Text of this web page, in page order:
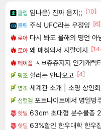
클립 임나은) 진짜 음지;; [10]
클립 주식 UFC라는 우정잉 [6]
로아 다시 봐도 올해의 명언 아
로아 왜 매칭와서 지랄이지
메이플 ㅅㅂ츄츄지지 인기캐릭
명조 힐러는 안나오고 [4]
명조 세계관 소개 | 소명 상인회
섭컬겜 포트나이트에서 명일방
핫딜 63cm 초대형 분수물총
핫딜 63%할인 한우대학 한우